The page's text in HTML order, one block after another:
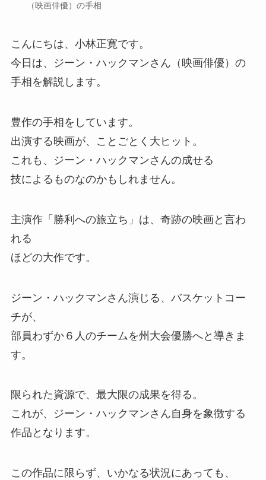
（映画俳優）の手相
こんにちは、小林正寛です。
今日は、ジーン・ハックマンさん（映画俳優）の
手相を解説します。
豊作の手相をしています。
出演する映画が、ことごとく大ヒット。
これも、ジーン・ハックマンさんの成せる
技によるものなのかもしれません。
主演作「勝利への旅立ち」は、奇跡の映画と言わ
れる
ほどの大作です。
ジーン・ハックマンさん演じる、バスケットコー
チが、
部員わずか６人のチームを州大会優勝へと導きま
す。
限られた資源で、最大限の成果を得る。
これが、ジーン・ハックマンさん自身を象徴する
作品となります。
この作品に限らず、いかなる状況にあっても、